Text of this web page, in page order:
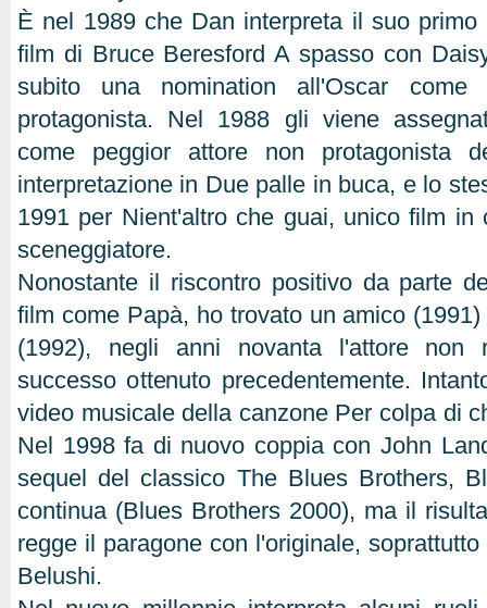
È nel 1989 che Dan interpreta il suo primo
film di Bruce Beresford A spasso con
subito una nomination all'Oscar come
protagonista. Nel 1988 gli viene
come peggior attore non protagonista
interpretazione in Due palle in buca, e lo
1991 per Nient'altro che guai, unico film in
sceneggiatore.
Nonostante il riscontro positivo da parte
film come Papà, ho trovato un amico
(1992), negli anni novanta l'attore non
successo ottenuto precedentemente.
video musicale della canzone Per colpa di
Nel 1998 fa di nuovo coppia con John
sequel del classico The Blues Brothers,
continua (Blues Brothers 2000), ma il
regge il paragone con l'originale,
Belushi.